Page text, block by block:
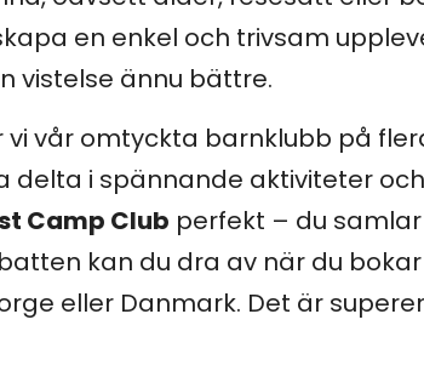
en enkel och trivsam
vistelse ännu bättre.
vår omtyckta barnklubb på
i spännande aktiviteter och
Camp Club perfekt – du
kan du dra av när du
eller Danmark. Det är